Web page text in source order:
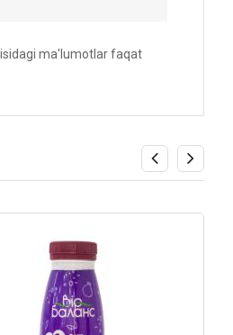
ma'lumotlar faqat